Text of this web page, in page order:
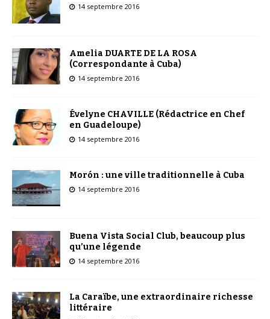
14 septembre 2016
Amelia DUARTE DE LA ROSA
(Correspondante à Cuba)
14 septembre 2016
Évelyne CHAVILLE (Rédactrice en Chef
en Guadeloupe)
14 septembre 2016
Morón : une ville traditionnelle à Cuba
14 septembre 2016
Buena Vista Social Club, beaucoup plus
qu’une légende
14 septembre 2016
La Caraïbe, une extraordinaire richesse
littéraire